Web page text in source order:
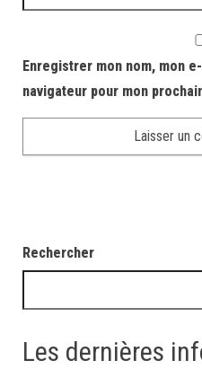
Enregistrer mon nom, mon
navigateur pour mon
Rechercher
Les dernières